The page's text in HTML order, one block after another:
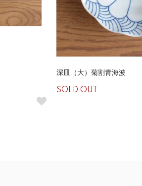
深皿（大）菊割青海波
SOLD OUT